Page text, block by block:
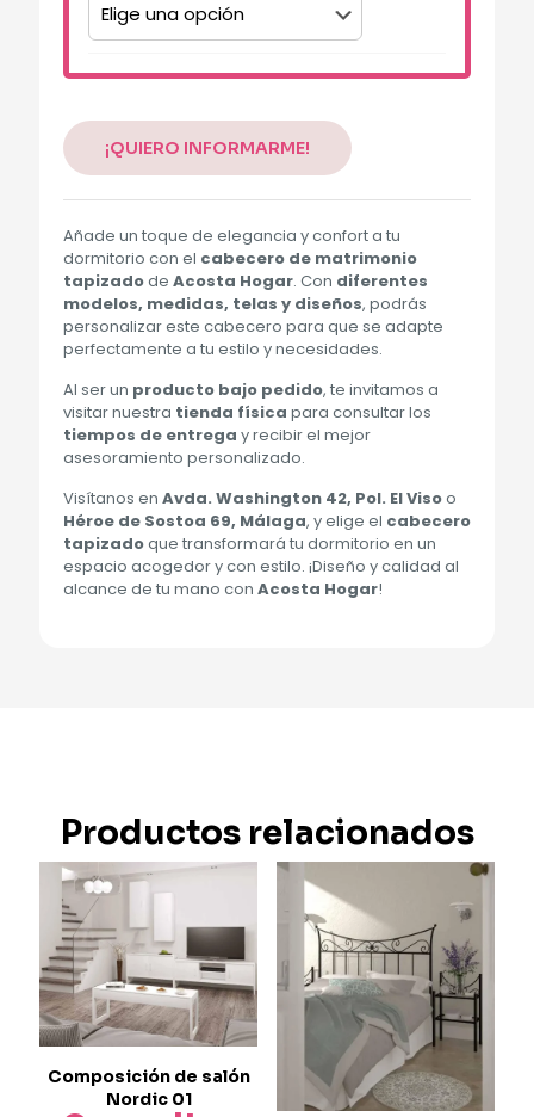
¡QUIERO INFORMARME!
Añade un toque de elegancia y confort a tu
dormitorio con el cabecero de matrimonio
tapizadode Acosta Hogar. Con diferentes
modelos, medidas, telas y diseños, podrás
personalizar este cabecero para que se adapte
perfectamente a tu estilo y necesidades.
Al ser un producto bajo pedido, te invitamos a
visitar nuestra tienda física para consultar los
tiempos de entrega y recibir el mejor
asesoramiento personalizado.
Visítanos en Avda. Washington 42, Pol. El Visoo
Héroe de Sostoa 69, Málaga, y elige el cabecero
tapizadoque transformará tu dormitorio en un
espacio acogedor y con estilo. ¡Diseño y calidad al
alcance de tu mano con Acosta Hogar!
Productos relacionados
Composición de salón
Nordic 01